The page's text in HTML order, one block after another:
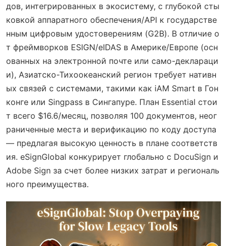
дов, интегрированных в экосистему, с глубокой сты
ковкой аппаратного обеспечения/API к государстве
нным цифровым удостоверениям (G2B). В отличие о
т фреймворков ESIGN/eIDAS в Америке/Европе (осн
ованных на электронной почте или само-деклараци
и), Азиатско-Тихоокеанский регион требует нативн
ых связей с системами, такими как iAM Smart в Гон
конге или Singpass в Сингапуре. План Essential стои
т всего $16.6/месяц, позволяя 100 документов, неог
раниченные места и верификацию по коду доступа
— предлагая высокую ценность в плане соответств
ия. eSignGlobal конкурирует глобально с DocuSign и
Adobe Sign за счет более низких затрат и региональ
ного преимущества.